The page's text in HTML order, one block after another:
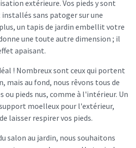
extérieure. Vos pieds y sont
sans patoger sur une
un tapis de jardin embellit votre
une toute autre dimension ; il
apaisant.
! Nombreux sont ceux qui portent
mais au fond, nous rêvons tous de
ou pieds nus, comme à l'intérieur. Un
moelleux pour l'extérieur,
laisser respirer vos pieds.
salon au jardin, nous souhaitons